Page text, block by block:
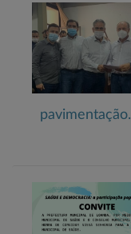
pavimentação.